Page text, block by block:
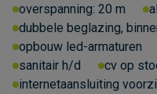
overspanning: 20 m
dubbele beglazing,
opbouw led-armaturen
sanitair h/d
cv op
internetaansluiting